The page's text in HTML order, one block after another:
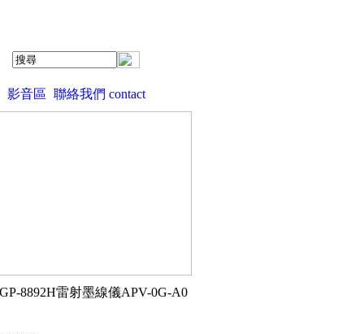
影音區 聯絡我們 contact
8892H雷射墨線儀APV-0G-A0